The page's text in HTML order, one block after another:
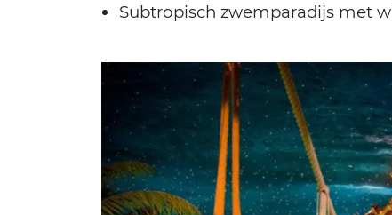
Subtropisch zwemparadijs met